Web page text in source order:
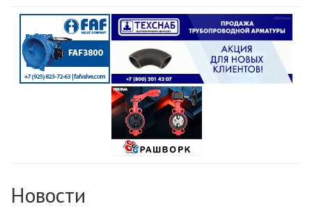
Новости